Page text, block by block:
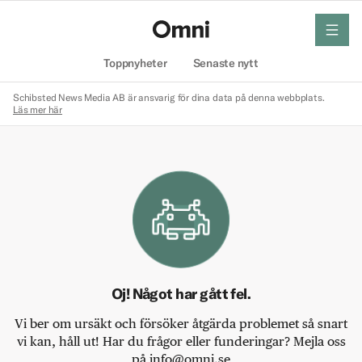
Toppnyheter Senaste nytt
meny
Schibsted News Media AB är ansvarig för dina data på denna webbplats.
Läs mer här
Oj! Något har gått fel.
Vi ber om ursäkt och försöker åtgärda problemet så snart
vi kan, håll ut! Har du frågor eller funderingar? Mejla oss